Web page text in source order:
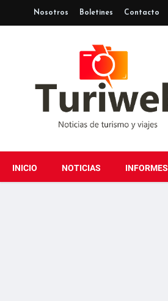
Nosotros Boletines Contacto
INICIO NOTICIAS INFORMES